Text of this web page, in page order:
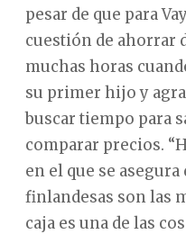
pesar de que para
cuestión de ahorrar
muchas horas
su primer hijo y
buscar tiempo para
comparar precios.
en el que se asegura
finlandesas son las
caja es una de las